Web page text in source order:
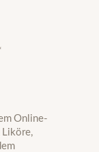
Online-
Liköre,